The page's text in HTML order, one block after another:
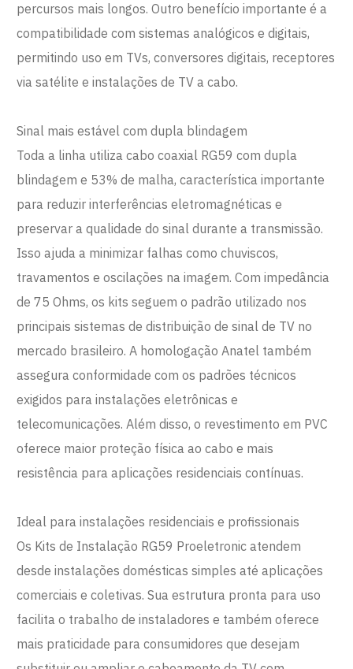
percursos mais longos. Outro benefício importante é a
compatibilidade com sistemas analógicos e digitais,
permitindo uso em TVs, conversores digitais, receptores
via satélite e instalações de TV a cabo.
Sinal mais estável com dupla blindagem
Toda a linha utiliza cabo coaxial RG59 com dupla
blindagem e 53% de malha, característica importante
para reduzir interferências eletromagnéticas e
preservar a qualidade do sinal durante a transmissão.
Isso ajuda a minimizar falhas como chuviscos,
travamentos e oscilações na imagem. Com impedância
de 75 Ohms, os kits seguem o padrão utilizado nos
principais sistemas de distribuição de sinal de TV no
mercado brasileiro. A homologação Anatel também
assegura conformidade com os padrões técnicos
exigidos para instalações eletrônicas e
telecomunicações. Além disso, o revestimento em PVC
oferece maior proteção física ao cabo e mais
resistência para aplicações residenciais contínuas.
Ideal para instalações residenciais e profissionais
Os Kits de Instalação RG59 Proeletronic atendem
desde instalações domésticas simples até aplicações
comerciais e coletivas. Sua estrutura pronta para uso
facilita o trabalho de instaladores e também oferece
mais praticidade para consumidores que desejam